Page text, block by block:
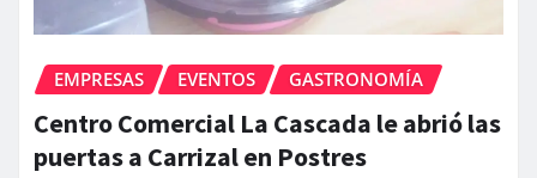
EMPRESAS EVENTOS GASTRONOMÍA
Centro Comercial La Cascada le abrió las
puertas a Carrizal en Postres